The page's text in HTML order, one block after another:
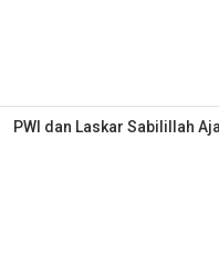
PWI dan Laskar Sabilillah